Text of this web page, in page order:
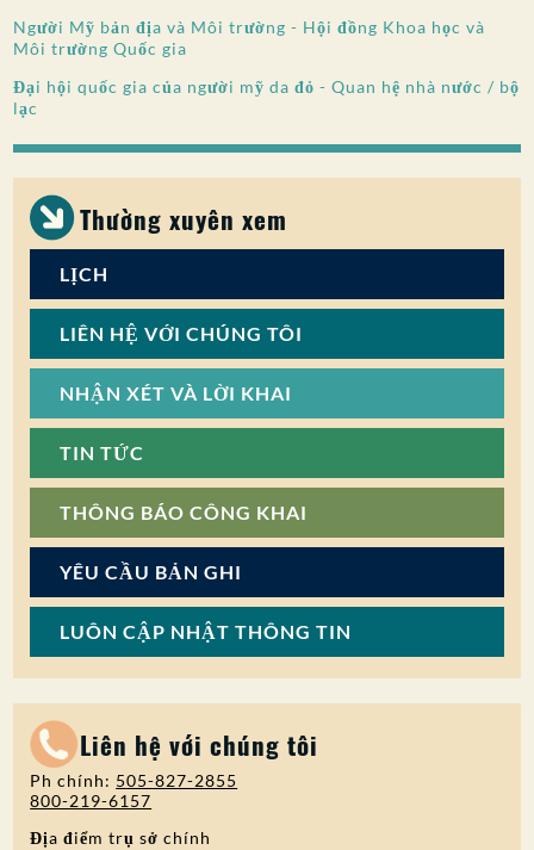
Người Mỹ bản địa và Môi trường - Hội đồng Khoa học và
Môi trường Quốc gia
Đại hội quốc gia của người mỹ da đỏ - Quan hệ nhà nước / bộ
lạc
Thường xuyên xem
LỊCH
LIÊN HỆ VỚI CHÚNG TÔI
NHẬN XÉT VÀ LỜI KHAI
TIN TỨC
THÔNG BÁO CÔNG KHAI
YÊU CẦU BẢN GHI
LUÔN CẬP NHẬT THÔNG TIN
Liên hệ với chúng tôi
Ph chính: 505-827-2855
800-219-6157
Địa điểm trụ sở chính